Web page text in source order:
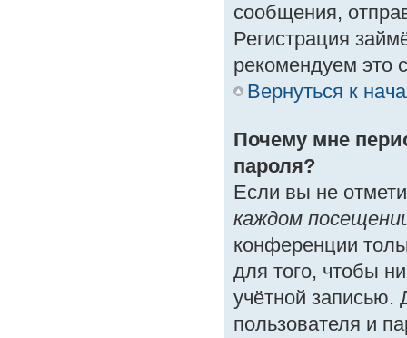
сообщения,
Регистрация
рекомендуем это
Вернуться к
Почему мне
пароля?
Если вы не
каждом
конференции
для того, чтобы
учётной записью.
пользователя и